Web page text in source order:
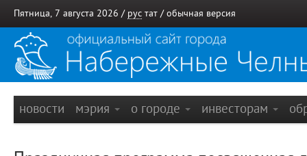
Пятница, 7 августа 2026 / рус тат / обычная версия
новости мэрия о городе инвесторам